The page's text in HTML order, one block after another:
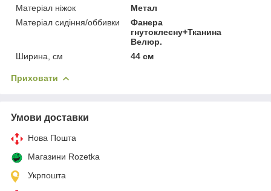
Матеріал ніжок
Метал
Матеріал сидіння/оббивки
Фанера
гнутоклеєну+Тканина
Велюр.
Ширина, см
44 см
Приховати
Умови доставки
Нова Пошта
Магазини Rozetka
Укрпошта